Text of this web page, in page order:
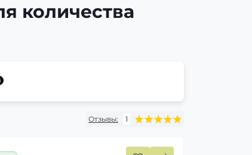
количества
Отзывы: 1